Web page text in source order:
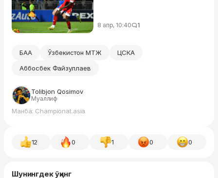
8 апр, 10:40 1
БАА Ўзбекистон МТЖ
ЦСКА
Аббосбек Файзуллаев
Tolibjon Qosimov
Муаллиф
Манба: Championat.asia
12 0 1 0 0
Шунингдек ўқинг